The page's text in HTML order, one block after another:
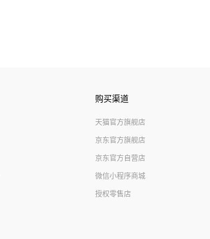
购买渠道
天猫官方旗舰店
京东官方旗舰店
京东官方自营店
微信小程序商城
授权零售店